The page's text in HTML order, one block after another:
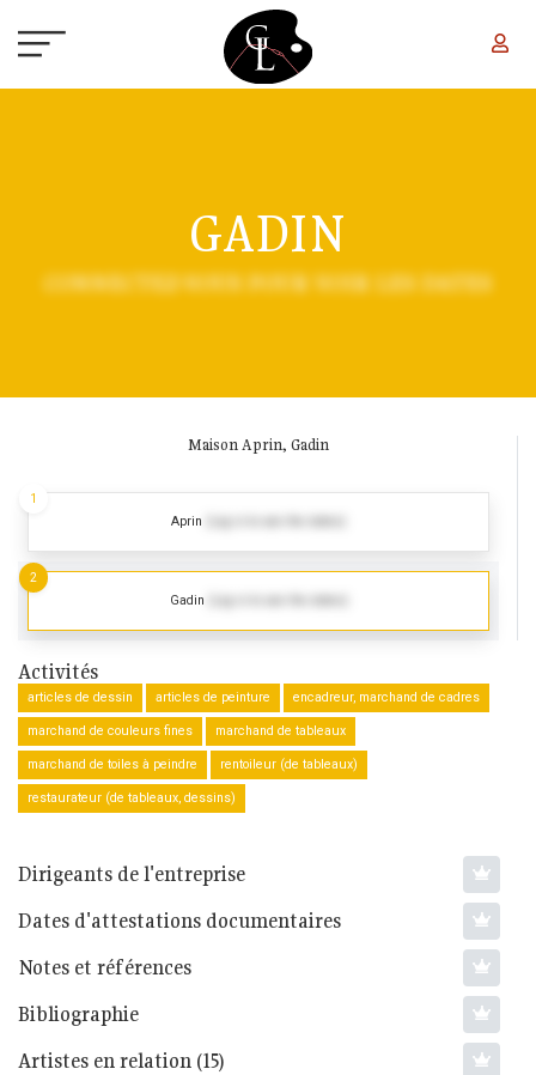
GADIN
CONNECTEZ-VOUS POUR VOIR LES DATES
Maison Aprin, Gadin
Aprin
1
Gadin
2
Activités
articles de dessin articles de peinture encadreur, marchand de cadres
marchand de couleurs fines marchand de tableaux
marchand de toiles à peindre rentoileur (de tableaux)
restaurateur (de tableaux, dessins)
Dirigeants de l'entreprise
Dates d'attestations documentaires
Notes et références
Bibliographie
Artistes en relation (15)